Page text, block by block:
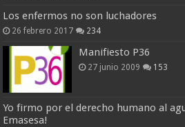
Los enfermos no son luchadores
26 febrero 2017 234
Manifiesto P36
27 junio 2009 153
Yo firmo por el derecho humano al
Emasesa!